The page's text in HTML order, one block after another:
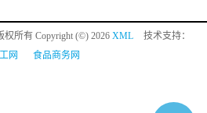
权所有 Copyright (©) 2026 XML
技术支持：
网
食品商务网